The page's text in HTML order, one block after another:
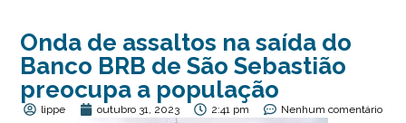
Onda de assaltos na saída do
Banco BRB de São Sebastião
preocupa a população
lippe outubro 31, 2023 2:41 pm Nenhum comentário